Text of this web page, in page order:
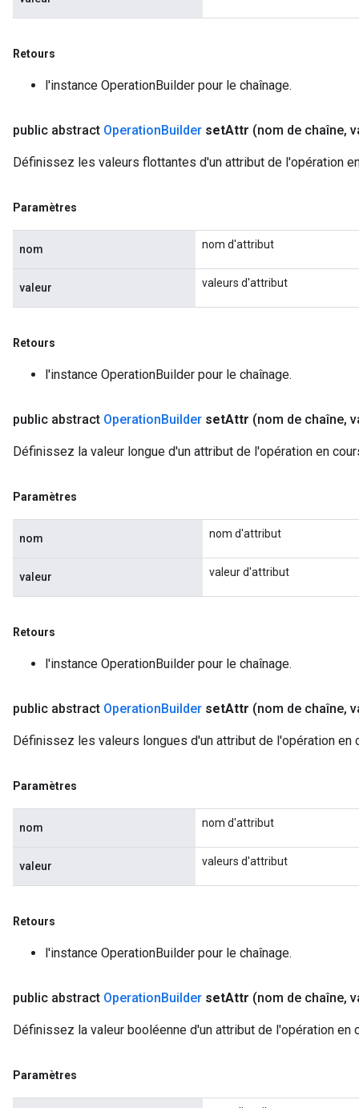
Retours
l'instance OperationBuilder pour le chaînage.
public abstract OperationBuilder setAttr (nom de chaîne,
Définissez les valeurs flottantes d'un attribut de l'opération
Paramètres
nom nom d'attribut
valeur valeurs d'attribut
Retours
l'instance OperationBuilder pour le chaînage.
public abstract OperationBuilder setAttr (nom de chaîne,
Définissez la valeur longue d'un attribut de l'opération en
Paramètres
nom nom d'attribut
valeur valeur d'attribut
Retours
l'instance OperationBuilder pour le chaînage.
public abstract OperationBuilder setAttr (nom de chaîne,
Définissez les valeurs longues d'un attribut de l'opération en
Paramètres
nom nom d'attribut
valeur valeurs d'attribut
Retours
l'instance OperationBuilder pour le chaînage.
public abstract OperationBuilder setAttr (nom de chaîne,
Définissez la valeur booléenne d'un attribut de l'opération en
Paramètres